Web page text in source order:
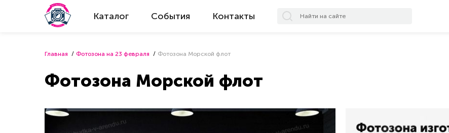
Каталог События Контакты
Главная Фотозона на 23 февраля Фотозона Морской флот
Фотозона Морской флот